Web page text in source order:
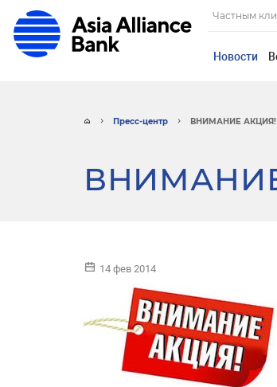
Частным
Новости
Пресс-центр ВНИМАНИЕ АКЦИЯ!
14 фев 2014